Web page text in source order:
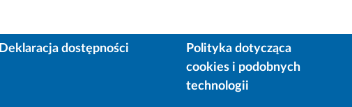
Deklaracja dostępności
Polityka dotycząca
cookies i podobnych
technologii